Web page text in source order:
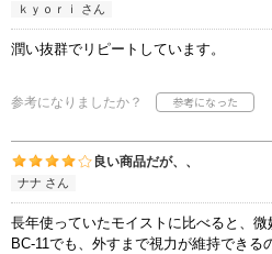
ｋｙｏｒｉ さん
潤い抜群でリピートしています。
参考になりましたか？
良い商品だが、、
ナナ さん
長年使っていたモイストに比べると、
BC-11でも、外すまで視力が維持できる